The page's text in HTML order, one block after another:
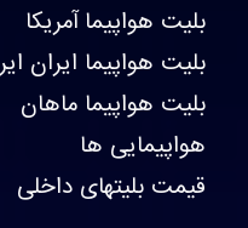
بلیت هواپیما آمریکا
بلیت هواپیما ایران ایر
بلیت هواپیما ماهان
هواپیمایی ها
قیمت بلیتهای داخلی